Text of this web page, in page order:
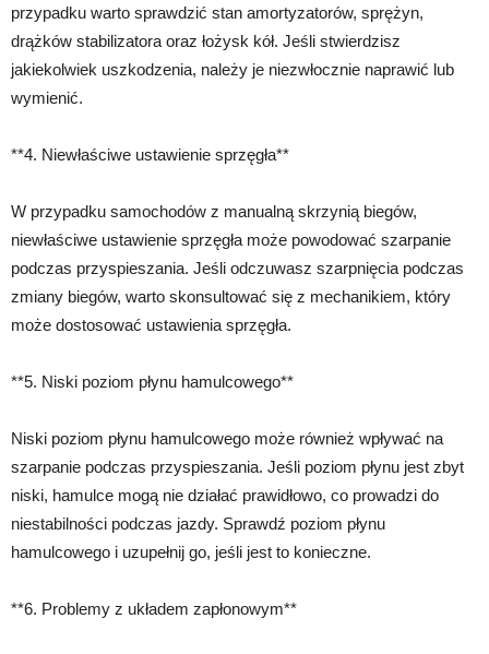
przypadku warto sprawdzić stan amortyzatorów, sprężyn,
drążków stabilizatora oraz łożysk kół. Jeśli stwierdzisz
jakiekolwiek uszkodzenia, należy je niezwłocznie naprawić lub
wymienić.
**4. Niewłaściwe ustawienie sprzęgła**
W przypadku samochodów z manualną skrzynią biegów,
niewłaściwe ustawienie sprzęgła może powodować szarpanie
podczas przyspieszania. Jeśli odczuwasz szarpnięcia podczas
zmiany biegów, warto skonsultować się z mechanikiem, który
może dostosować ustawienia sprzęgła.
**5. Niski poziom płynu hamulcowego**
Niski poziom płynu hamulcowego może również wpływać na
szarpanie podczas przyspieszania. Jeśli poziom płynu jest zbyt
niski, hamulce mogą nie działać prawidłowo, co prowadzi do
niestabilności podczas jazdy. Sprawdź poziom płynu
hamulcowego i uzupełnij go, jeśli jest to konieczne.
**6. Problemy z układem zapłonowym**